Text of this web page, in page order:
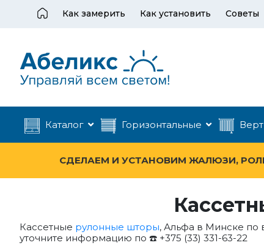
Как замерить Как установить Советы
Каталог Горизонтальные
СДЕЛАЕМ И УСТАНОВИМ ЖАЛЮЗИ,
Кассетные рулонные шторы, Альфа в Минске по
уточните информацию по ☎️ +375 (33) 331-63-22